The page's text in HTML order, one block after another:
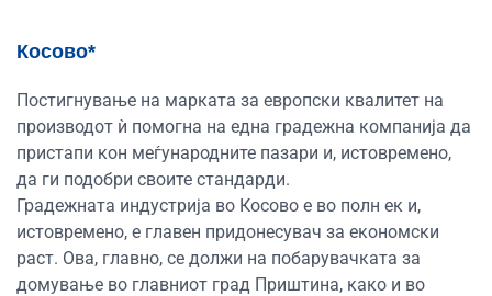
Косово*
Постигнување на марката за европски квалитет на
производот ѝ помогна на една градежна компанија да
пристапи кон меѓународните пазари и, истовремено,
да ги подобри своите стандарди.
Градежната индустрија во Косово е во полн ек и,
истовремено, е главен придонесувач за економски
раст. Ова, главно, се должи на побарувачката за
домување во главниот град Приштина, како и во